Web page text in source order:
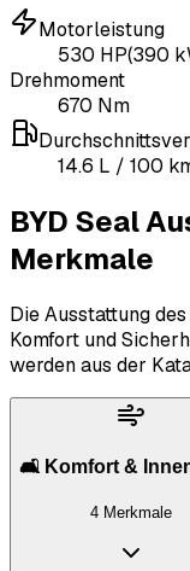
Motorleistung
530 HP(390
Drehmoment
670 Nm
14.6 L / 100
BYD Seal
Merkmale
Die Ausstattung
Komfort und
werden aus der
🛋️ Komfort &
4 Merkmale